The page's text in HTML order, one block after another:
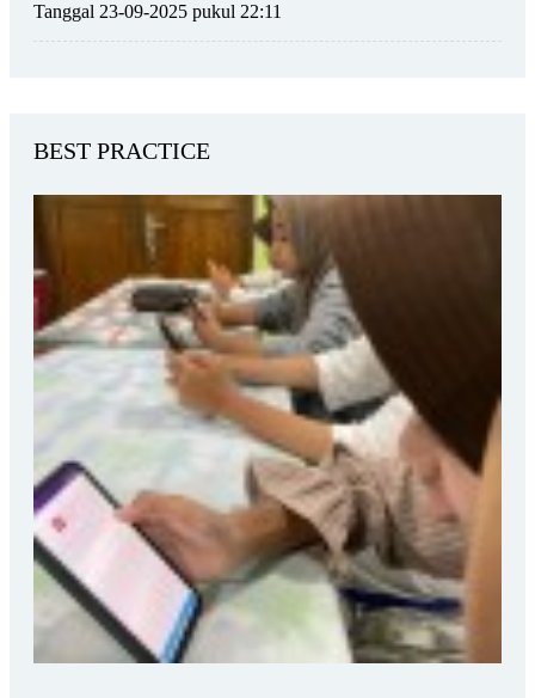
Tanggal 23-09-2025 pukul 22:11
BEST PRACTICE